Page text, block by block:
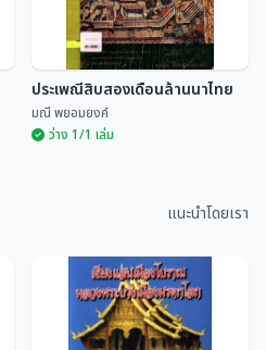
ประเพณีสิบสองเดือนล้านนาไทย
มณี พยอมยงค์
ว่าง 1/1 เล่ม
แนะนำโดยเรา